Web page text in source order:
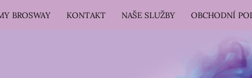
BROSWAY KONTAKT NAŠE SLUŽBY OBCHODNÍ